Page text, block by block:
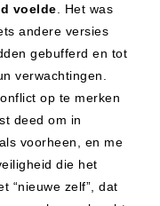
voelde. Het was
andere versies
gebufferd en tot
verwachtingen.
op te merken
deed om in
voorheen, en me
die het
“nieuwe zelf”, dat